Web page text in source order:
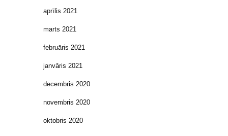
aprīlis 2021
marts 2021
februāris 2021
janvāris 2021
decembris 2020
novembris 2020
oktobris 2020